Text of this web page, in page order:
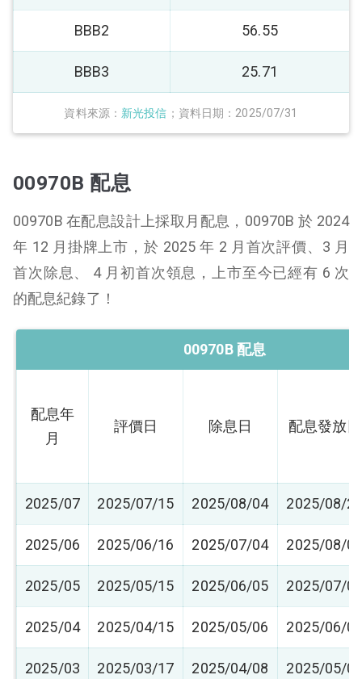
資料來源： 新光投信 ；資料日期：2025/07/31
BBB2 56.55
BBB3 25.71
00970B 配息
00970B 在配息設計上採取月配息，00970B 於 2024
年 12 月掛牌上市，於 2025 年 2 月首次評價、3 月
首次除息、 4 月初首次領息，上市至今已經有 6 次
的配息紀錄了！
00970B 配息
配息年
月
評價日 除息日 配息發放日
2025/07 2025/07/15 2025/08/04 2025/08/
2025/06 2025/06/16 2025/07/04 2025/08/
2025/05 2025/05/15 2025/06/05 2025/07/
2025/04 2025/04/15 2025/05/06 2025/06/
2025/03 2025/03/17 2025/04/08 2025/05/